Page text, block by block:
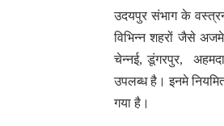
उदयपुर संभाग के
विभिन्न शहरों जैसे
चेन्नई, डूंगरपुर,
उपलब्ध है। इनमे
गया है।